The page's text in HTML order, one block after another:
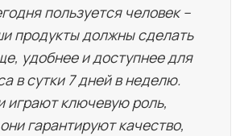
пользуется человек –
продукты должны сделать
удобнее и доступнее для
в сутки 7 дней в неделю.
играют ключевую роль,
гарантируют качество,